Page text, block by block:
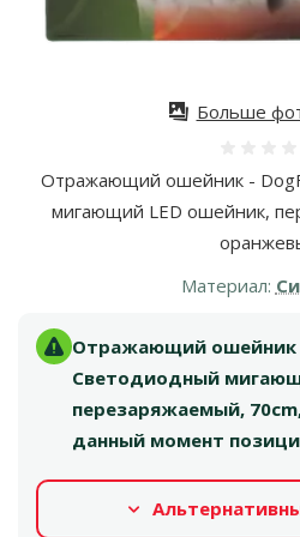
Отражающий ошейник -
мигающий LED ошейник,
Материал:
Отражающий ошейник
Светодиодный
перезаряжаемый,
данный момент
Больше